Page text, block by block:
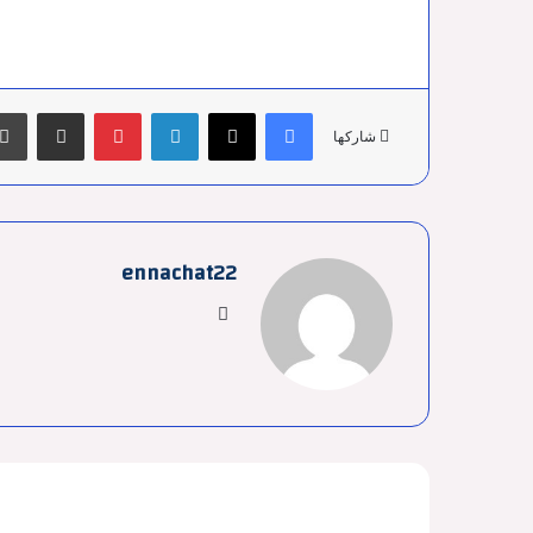
شاركها
فيسبوك ‫X لينكدإن بينتيريستمشاركة عبر البريد
ennachat22